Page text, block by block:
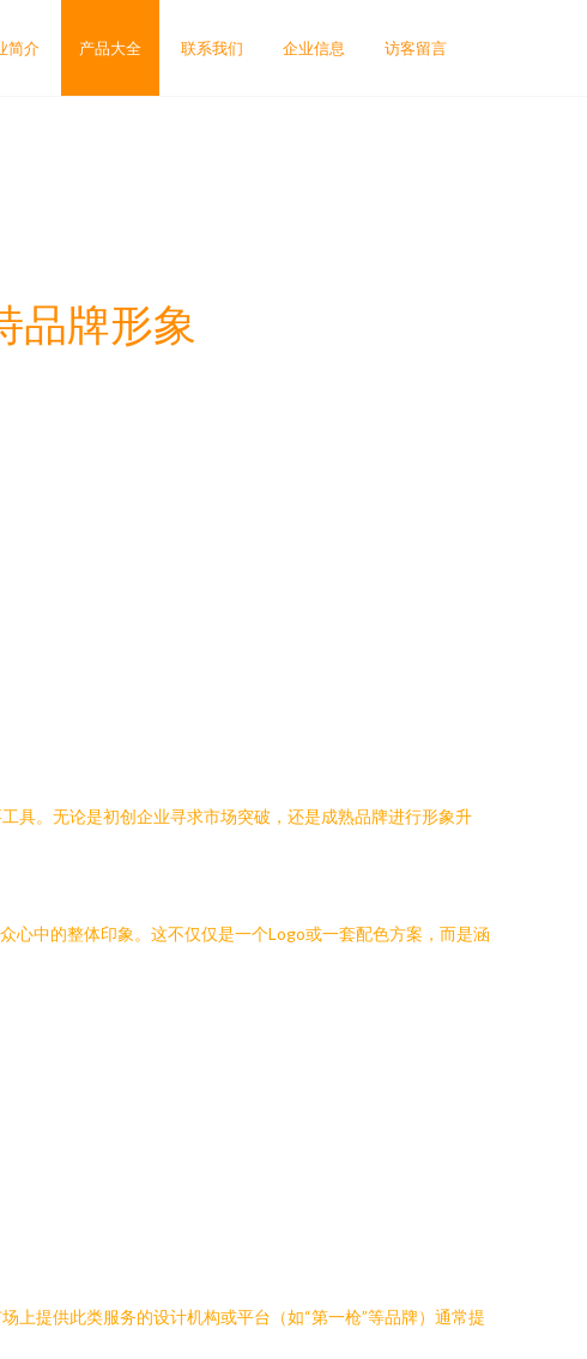
简介 产品大全 联系我们 企业信息 访客留言
品牌形象
具。无论是初创企业寻求市场突破，还是成熟品牌进行形象升
中的整体印象。这不仅仅是一个Logo或一套配色方案，而是涵
上提供此类服务的设计机构或平台（如“第一枪”等品牌）通常提